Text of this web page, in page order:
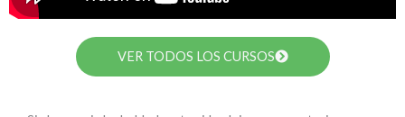
VER TODOS LOS CURSOS